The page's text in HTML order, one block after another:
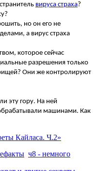
вируса страха?
но он его не
а вирус страха
которое сейчас
разрешения только
Они же контролируют
эту гору. На ней
машинами. Как
Кайласа. Ч.2»
ч8 - немного